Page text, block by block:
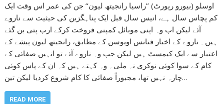
اوسلو (بیورو رپورٹ) ’’راسیا رانجیتھ لیون‘‘ جن کی عمر اس وقت ایک
کم پچاس سال ہے، انیس سال قبل ایک پناہگزین کی حیثیت سے ناروے
آئے لیکن اب وہ اپنی موبائل کمپنی فروخت کرکے ارب پتی بن گئے
ہیں۔ ناروے کے اخبار فنانس اویوسن کے مطابق، رانجیتھ لیون پیشے کے
اعتبار سے ایک کیمسٹ ہیں لیکن جب وہ ناروے آئے تو انہیں صفائی کے
کام کے سوا کوئی نوکری نہ ملی۔ وہ کہتے ہیں کہ ان کے پاس کوئی
چارہ نہیں تھا، مجبوراً صفائی کا کام شروع کردیا لیکن تین…
READ MORE